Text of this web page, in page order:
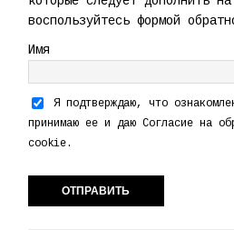
воспользуйтесь формой
Имя
Я подтверждаю, что
принимаю ее и даю Согласие на
cookie.